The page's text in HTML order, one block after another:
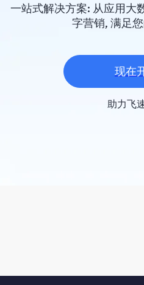
一站式解决方案: 从应用大
字营销, 满足
现在
助力飞